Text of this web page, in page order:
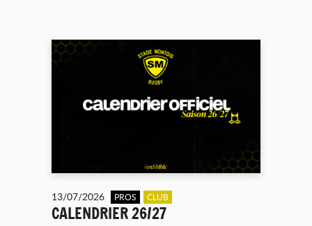
13/07/2026 PROS CLUB
CALENDRIER 26/27